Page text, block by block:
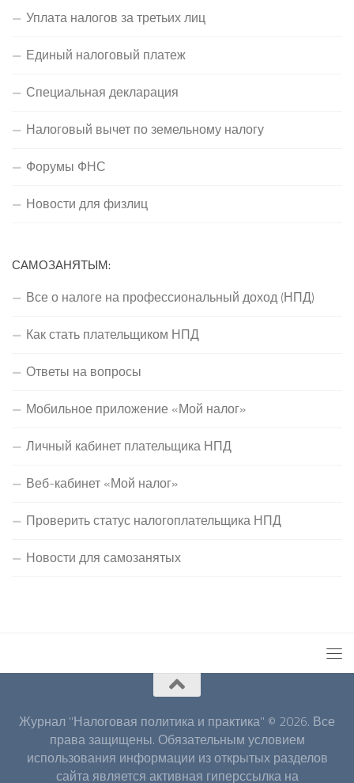
Уплата налогов за третьих лиц
Единый налоговый платеж
Специальная декларация
Налоговый вычет по земельному налогу
Форумы ФНС
Новости для физлиц
САМОЗАНЯТЫМ:
Все о налоге на профессиональный доход (НПД)
Как стать плательщиком НПД
Ответы на вопросы
Мобильное приложение «Мой налог»
Личный кабинет плательщика НПД
Веб-кабинет «Мой налог»
Проверить статус налогоплательщика НПД
Новости для самозанятых
Журнал "Налоговая политика и практика" © 2026. Все
права защищены. Обязательным условием
использования информации из открытых разделов
сайта является активная гиперссылка на